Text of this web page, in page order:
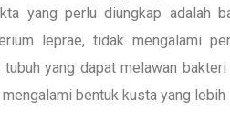
yang perlu diungkap adalah
leprae, tidak mengalami
tubuh yang dapat melawan
bentuk kusta yang lebih